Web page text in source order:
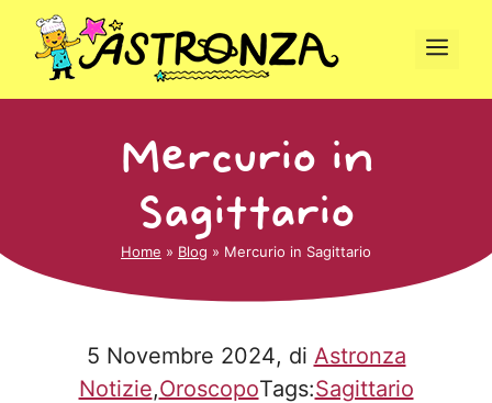
contenuto
Mercurio in
Sagittario
Home » Blog » Mercurio in Sagittario
5 Novembre 2024, di Astronza
Notizie,OroscopoTags:Sagittario